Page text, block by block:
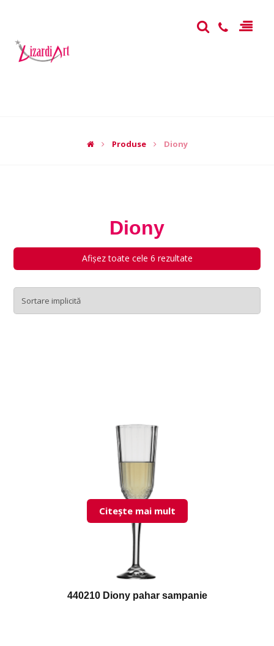
Produse Diony
Diony
Afișez toate cele 6 rezultate
440210 Diony pahar sampanie
Citește mai mult